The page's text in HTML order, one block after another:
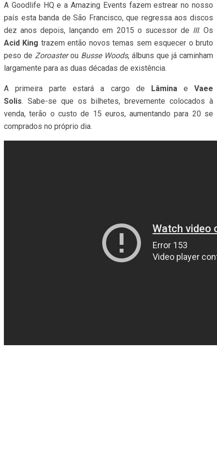
A Goodlife HQ e a Amazing Events fazem estrear no nosso
país esta banda de São Francisco, que regressa aos discos
dez anos depois, lançando em 2015 o sucessor de III. Os
Acid King trazem então novos temas sem esquecer o bruto
peso de Zoroasterou Busse Woods, álbuns que já caminham
largamente para as duas décadas de existência.
A primeira parte estará a cargo de LâminaeVaee
Solis. Sabe-se que os bilhetes, brevemente colocados à
venda, terão o custo de 15 euros, aumentando para 20 se
comprados no próprio dia.